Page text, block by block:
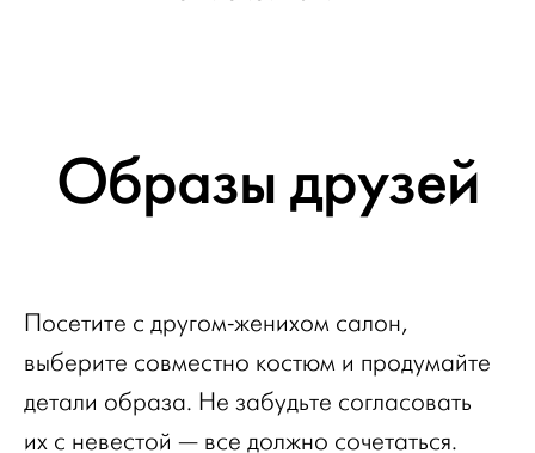
Образы друзей
Посетите с другом-женихом салон,
выберите совместно костюм и продумайте
детали образа. Не забудьте согласовать
их с невестой — все должно сочетаться.